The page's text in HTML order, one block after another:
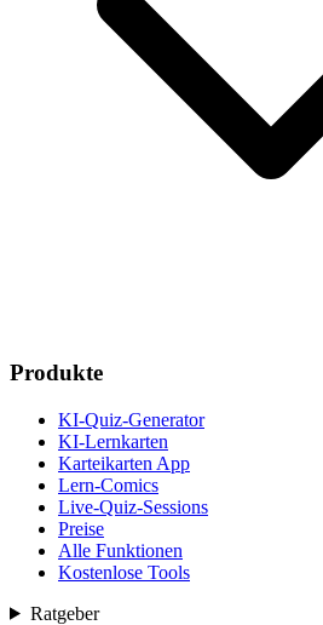
Produkte
KI-Quiz-Generator
KI-Lernkarten
Karteikarten App
Lern-Comics
Live-Quiz-Sessions
Preise
Alle Funktionen
Kostenlose Tools
Ratgeber